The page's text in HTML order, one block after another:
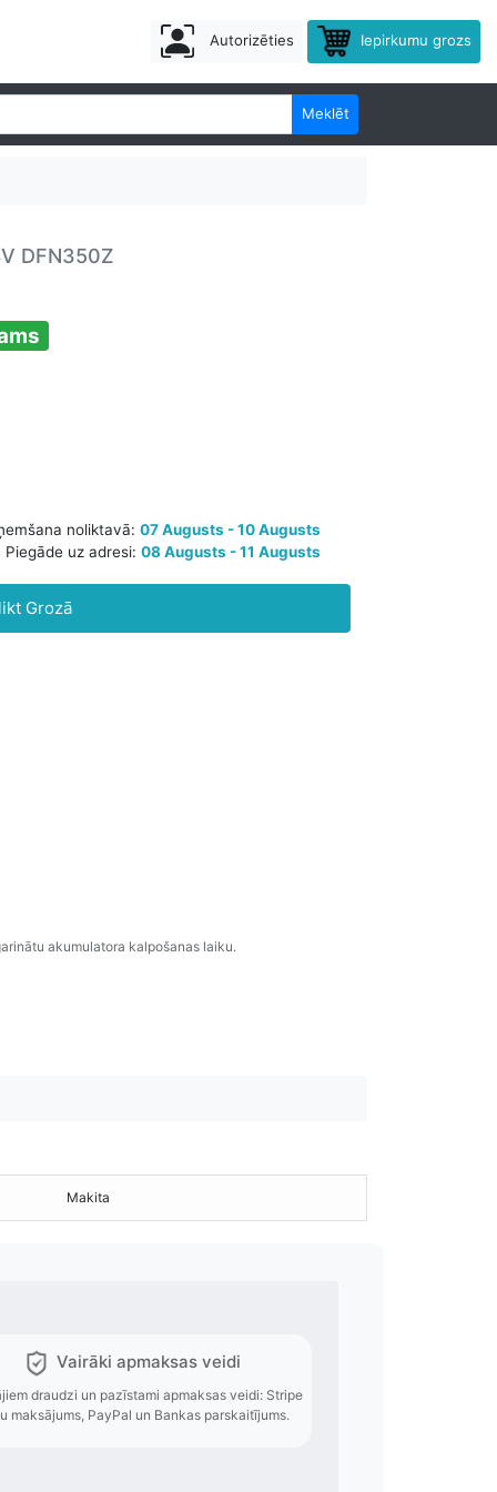
Autorizēties Iepirkumu grozs
Meklēt
DFN350Z
saņemšana noliktavā:07 Augusts - 10 Augusts
Grozā
akumulatora kalpošanas laiku.
Makita